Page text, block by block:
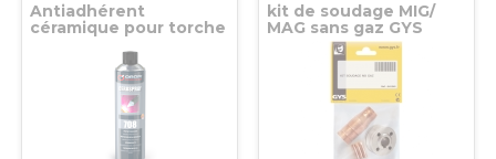
Antiadhérent
céramique pour torche
Ceraspray 708 ORAPI
kit de soudage MIG/
MAG sans gaz GYS